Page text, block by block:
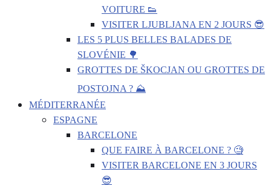
VOITURE 👟
VISITER LJUBLJANA EN 2 JOURS 😎
LES 5 PLUS BELLES BALADES DE
SLOVÉNIE 🌳
GROTTES DE ŠKOCJAN OU GROTTES DE
POSTOJNA ? ⛰️
MÉDITERRANÉE
ESPAGNE
BARCELONE
QUE FAIRE À BARCELONE ? 🧐
VISITER BARCELONE EN 3 JOURS
😎